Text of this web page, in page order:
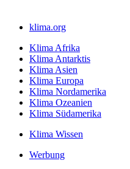
klima.org
Klima Afrika
Klima Antarktis
Klima Asien
Klima Europa
Klima Nordamerika
Klima Ozeanien
Klima Südamerika
Klima Wissen
Werbung